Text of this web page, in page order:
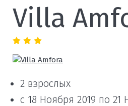
Villa
2 взрослых
с 18 Ноября 2019 по 21